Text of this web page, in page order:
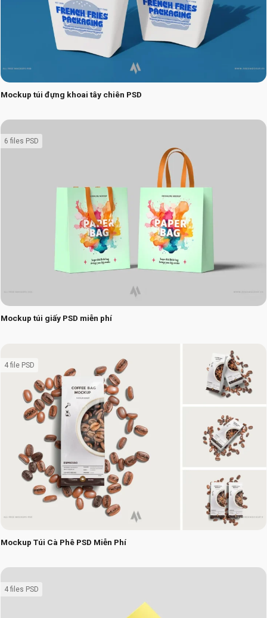
Mockup túi đựng khoai tây chiên PSD
Mockup túi giấy PSD miễn phí
6 files PSD
Mockup Túi Cà Phê PSD Miễn Phí
4 file PSD
4 files PSD